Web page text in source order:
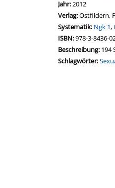
Jahr:2012
Verlag:Ostfildern,
opens in new tab
Diesen Link in
Systematik: Suche
Ngk 1,
Suche nach
ISBN:978-3-8436-
Beschreibung: 194
Schlagwörter: